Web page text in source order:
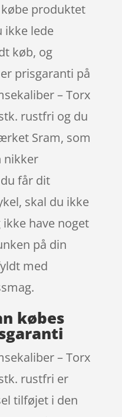
produktet
ikke lede
køb, og
prisgaranti på
– Torx
rustfri og du
Sram, som
nikker
får dit
skal du ikke
have noget
på din
med
købes
– Torx
rustfri er
tilføjet i den